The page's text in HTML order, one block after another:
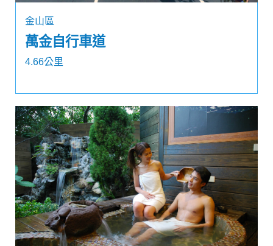
金山區
萬金自行車道
4.66公里